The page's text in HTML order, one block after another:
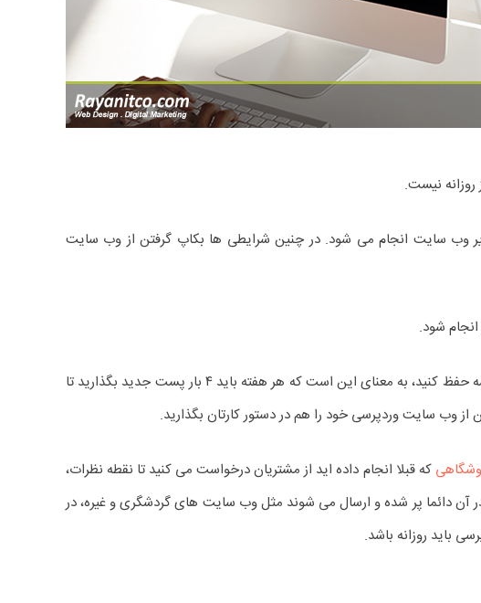
روزانه نیست.
وب سایت انجام می شود. در چنین شرایطی ها بکاپ گرفتن از وب سایت
شود.
مثلا اگر برنامه دارید که برای بهبود رتبه خود در نتایج سرچ گوگل، حدود ۱۶ بار در ماه پست جدید منتشر کنید و این رویه را همیشه حفظ کنید، به معنای این است که هر هفته باید ۴ بار پست جدید بگذارید تا
که قبلا انجام داده اید از مشتریان درخواست می کنید تا نقطه نظرات،
دائما پر شده و ارسال می شوند مثل وب سایت های گردشگری و غیره، در
باید روزانه باشد.